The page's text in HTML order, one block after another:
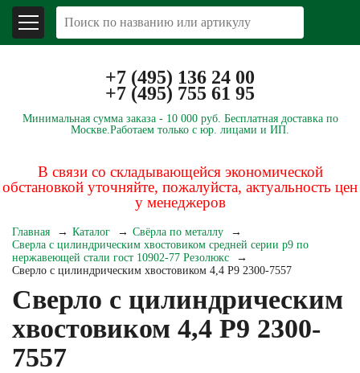
+7 (495) 136 24 00
+7 (495) 755 61 95
Минимальная сумма заказа - 10 000 руб. Бесплатная доставка по
Москве.Работаем только с юр. лицами и ИП.
В связи со складывающейся экономической
обстановкой уточняйте, пожалуйста, актуальность цен
у менеджеров
Главная Каталог
Свёрла по металлу
Сверла с цилиндрическим хвостовиком средней серии р9 по
нержавеющей стали гост 10902-77 Резолюкс
Сверло с цилиндрическим хвостовиком 4,4 Р9 2300-7557
Сверло с цилиндрическим
хвостовиком 4,4 Р9 2300-
7557